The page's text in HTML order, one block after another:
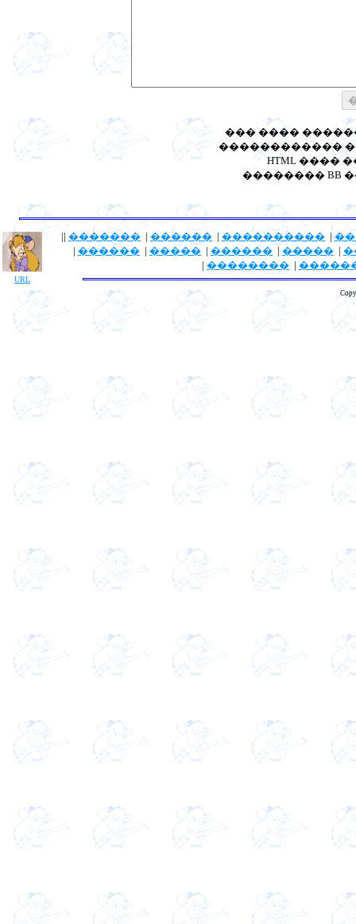
��� ����
������������
HTML
�������� BB
URL
|| ������� | ������ | ���������� |
| ������ | ����� | ������ | ����� |
| �������� |